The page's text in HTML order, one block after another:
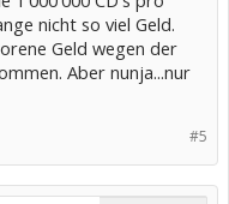
nicht so viel Geld.
Geld wegen der
Aber nunja...nur
#5